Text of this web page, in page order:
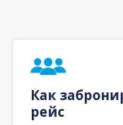
Как
рейс